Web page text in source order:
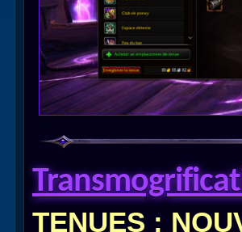
TENUES :